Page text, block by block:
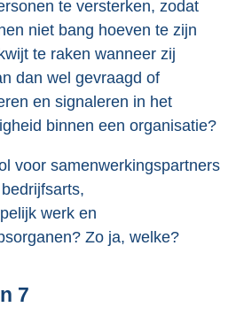
te versterken, zodat
niet bang hoeven te zijn
te raken wanneer zij
dan wel gevraagd of
en signaleren in het
binnen een organisatie?
voor samenwerkingspartners
werk en
Zo ja, welke?
7